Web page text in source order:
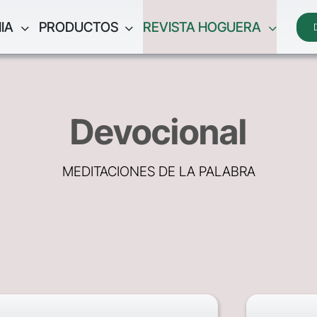
PRODUCTOS REVISTA HOGUERA
Devocional
MEDITACIONES DE LA PALABRA